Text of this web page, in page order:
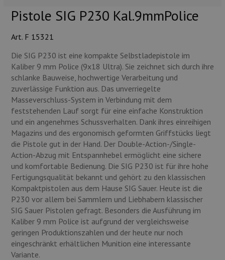
Pistole SIG P230 Kal.9mmPolice
Art. F 15321
Die SIG P230 ist eine kompakte Selbstladepistole im
Kaliber 9 mm Police (9x18 Ultra). Sie zeichnet sich durch ihre
schlanke Bauweise, hochwertige Verarbeitung und
zuverlässige Funktion aus. Das unverriegelte
Masseverschluss-System in Verbindung mit dem
feststehenden Lauf sorgt für eine einfache Konstruktion
und ein angenehmes Schussverhalten. Dank ihres einreihigen
Magazins und des ergonomisch geformten Griffstücks liegt
die Pistole gut in der Hand. Der Double-Action-/Single-
Action-Abzug mit Entspannhebel ermöglicht eine sichere
und komfortable Bedienung. Die SIG P230 ist für ihre hohe
Fertigungsqualität bekannt und gehört zu den klassischen
Kompaktpistolen aus dem Hause SIG Sauer. Heute ist die
P230 vor allem bei Sammlern und Liebhabern klassischer
SIG Sauer Pistolen gefragt. Besonders die Ausführung im
Kaliber 9 mm Police ist aufgrund der vergleichsweise
geringen Produktionszahlen und der heute nur noch
eingeschränkt erhältlichen Munition eine interessante
Variante.